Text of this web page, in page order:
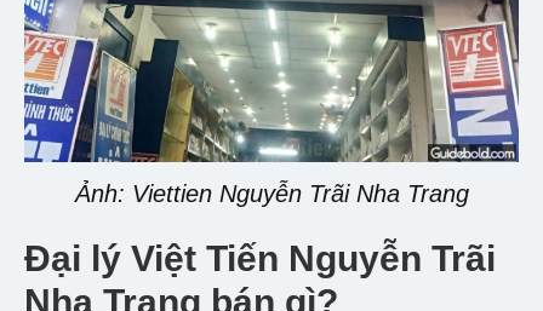
Ảnh: Viettien Nguyễn Trãi Nha Trang
Đại lý Việt Tiến Nguyễn Trãi
Nha Trang bán gì?